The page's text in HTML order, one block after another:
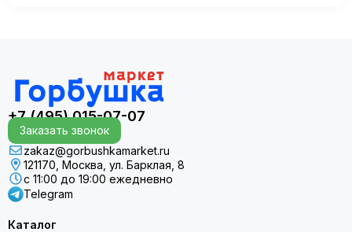
+7 (495) 015-07-07
Заказать звонок
zakaz@gorbushkamarket.ru
121170, Москва, ул. Барклая, 8
с 11:00 до 19:00 ежедневно
Telegram
Каталог